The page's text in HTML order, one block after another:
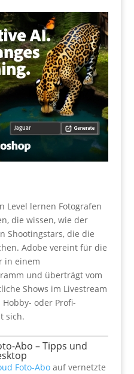
Level lernen Fotografen
die wissen, wie der
Shootingstars, die die
Adobe vereint für die
in einem
und überträgt vom
Shows im Livestream
Hobby- oder Profi-
sich.
Abo – Tipps und
Foto-Aboauf vernetzte